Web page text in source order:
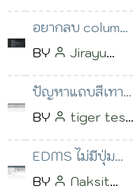
Poogun
โพสต์
เวลา 08:46 น.
อยากลบ colum
ตารางภาษีออก
จากหน้า order
ครับ
BY
Jirayu
Kanyana
โพสต์เมื่อ 01
ธ.ค. 2563 เวลา
12:00 น.
ปัญหาแถบสีเทา
ขึ้นบังแถบเมนู
BY
tiger test
โพสต์เมื่อ 30
พ.ย. 2563 เวลา
EDMS ไม่มีปุ่ม
อัพโหลดไฟล์
BY
Naksit